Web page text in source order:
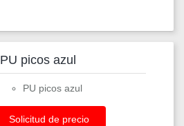
PU picos azul
PU picos azul
Solicitud de precio